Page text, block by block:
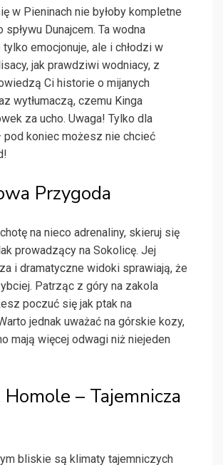
w Pieninach nie byłoby kompletne
spływu Dunajcem. Ta wodna
emocjonuje, ale i chłodzi w
jak prawdziwi wodniacy, z
Ci historie o mijanych
wytłumaczą, czemu Kinga
za ucho. Uwaga! Tylko dla
pod koniec możesz nie chcieć
Przygoda
na nieco adrenaliny, skieruj się
prowadzący na Sokolicę. Jej
i dramatyczne widoki sprawiają, że
Patrząc z góry na zakola
poczuć się jak ptak na
jednak uważać na górskie kozy,
mają więcej odwagi niż niejeden
– Tajemnicza
bliskie są klimaty tajemniczych